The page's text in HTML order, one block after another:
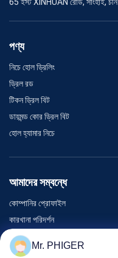
পণ্য
নিচে হোল ড্রিলিং
ড্রিল রড
টিকন ড্রিল বিট
ডায়মন্ড কোর ড্রিল বিট
হোল হ্যামার নিচে
আমাদের সম্বন্ধে
কোম্পানির প্রোফাইল
কারখানা পরিদর্শন
গুণমান নিয়ন্ত্রণ
সাইট ম্যাপ
Mr. PHIGER